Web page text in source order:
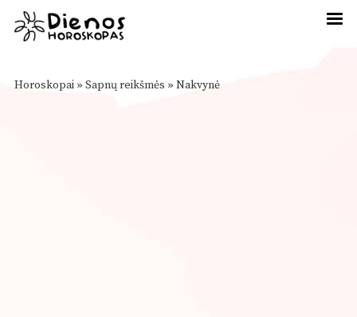
Horoskopai » Sapnų reikšmės » Nakvynė